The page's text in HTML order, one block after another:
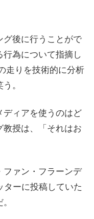
グ後に行うことがで
為について指摘し
走りを技術的に分析
。
ディアを使うのはど
教授は、「それはお
ファン・フラーンデ
ターに投稿していた